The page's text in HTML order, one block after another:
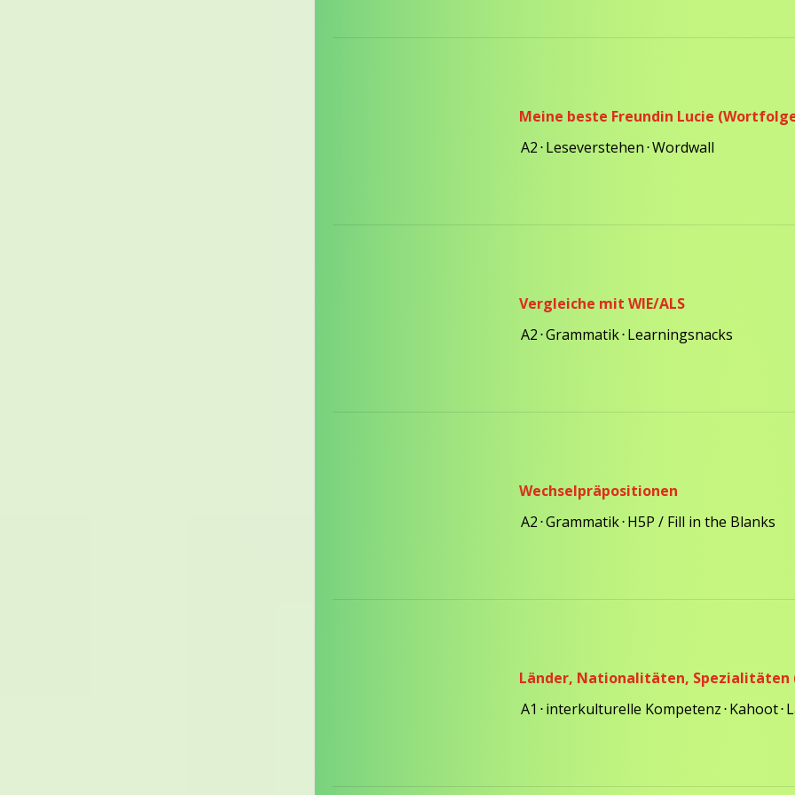
Meine beste Freundin Lucie
A2⋅Leseverstehen⋅Wordwall
Vergleiche mit WIE/ALS
A2⋅Grammatik⋅Learningsnacks
Wechselpräpositionen
A2⋅Grammatik⋅H5P / Fill in the Blanks
Länder, Nationalitäten, Spezialitäten
A1 ⋅interkulturelle Kompetenz⋅Kahoot⋅